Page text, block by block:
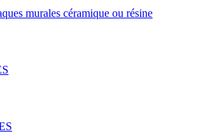
murales céramique ou résine